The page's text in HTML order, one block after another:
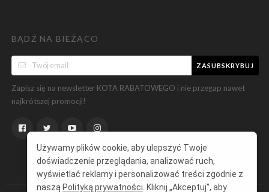
BĄDŹ NA BIEŻĄCO
ZASUBSKRYBUJ
Zapisz się na newsletter KOTA RABATOWEGO i nie przegap nawet
najkrótszej promocji!
Używamy plików cookie, aby ulepszyć Twoje
doświadczenie przeglądania, analizować ruch,
wyświetlać reklamy i personalizować treści zgodnie z
naszą Polityką prywatności . Kliknij „Akceptuj”, aby